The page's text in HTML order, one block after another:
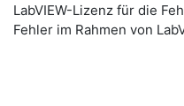
LabVIEW-Lizenz für die
Fehler im Rahmen von